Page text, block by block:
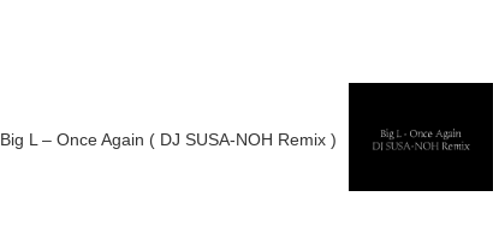
Big L – Once Again ( DJ SUSA-NOH Remix )